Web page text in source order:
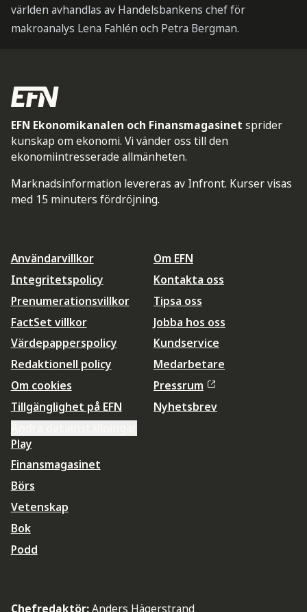
världen avhandlas av Handelsbankens chef för
makroanalys Lena Fahlén och Petra Bergman.
EFN Ekonomikanalen och Finansmagasinet sprider
kunskap om ekonomi. Vi vänder oss till den
ekonomiintresserade allmänheten.
Marknadsinformation levereras av Infront. Kurser visas
med 15 minuters fördröjning.
Användarvillkor
Integritetspolicy
Prenumerationsvillkor
FactSet villkor
Värdepapperspolicy
Redaktionell policy
Om cookies
Tillgänglighet på EFN
Om EFN
Kontakta oss
Tipsa oss
Jobba hos oss
Kundservice
Medarbetare
Pressrum
Nyhetsbrev
Play
Finansmagasinet
Börs
Vetenskap
Bok
Podd
Chefredaktör:Anders Hägerstrand